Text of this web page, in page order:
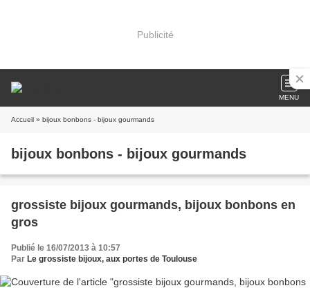
Publicité
MENU
Accueil » bijoux bonbons - bijoux gourmands
bijoux bonbons - bijoux gourmands
grossiste bijoux gourmands, bijoux bonbons en
gros
Publié le 16/07/2013 à 10:57
Par Le grossiste bijoux, aux portes de Toulouse